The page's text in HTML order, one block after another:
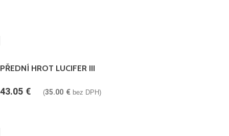
PŘEDNÍ HROT LUCIFER III
43.05 € (35.00 € bez DPH)